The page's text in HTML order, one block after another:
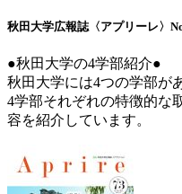
秋田大学広報誌〈アプリーレ〉
●秋田大学の4学部紹介●
秋田大学には4つの学部が
4学部それぞれの特徴的な
容を紹介しています。